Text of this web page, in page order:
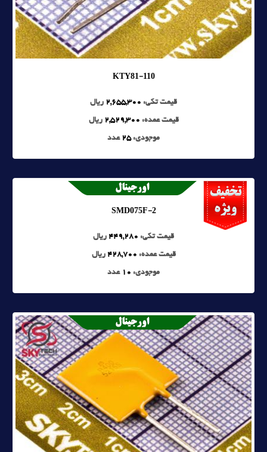
KTY81-110
قیمت تکی: 2,655,300 ریال
قیمت عمده: 2,529,300 ریال
موجودی:25 عدد
SMD075F-2
قیمت تکی: 449,280 ریال
قیمت عمده: 428,700 ریال
موجودی: 10 عدد